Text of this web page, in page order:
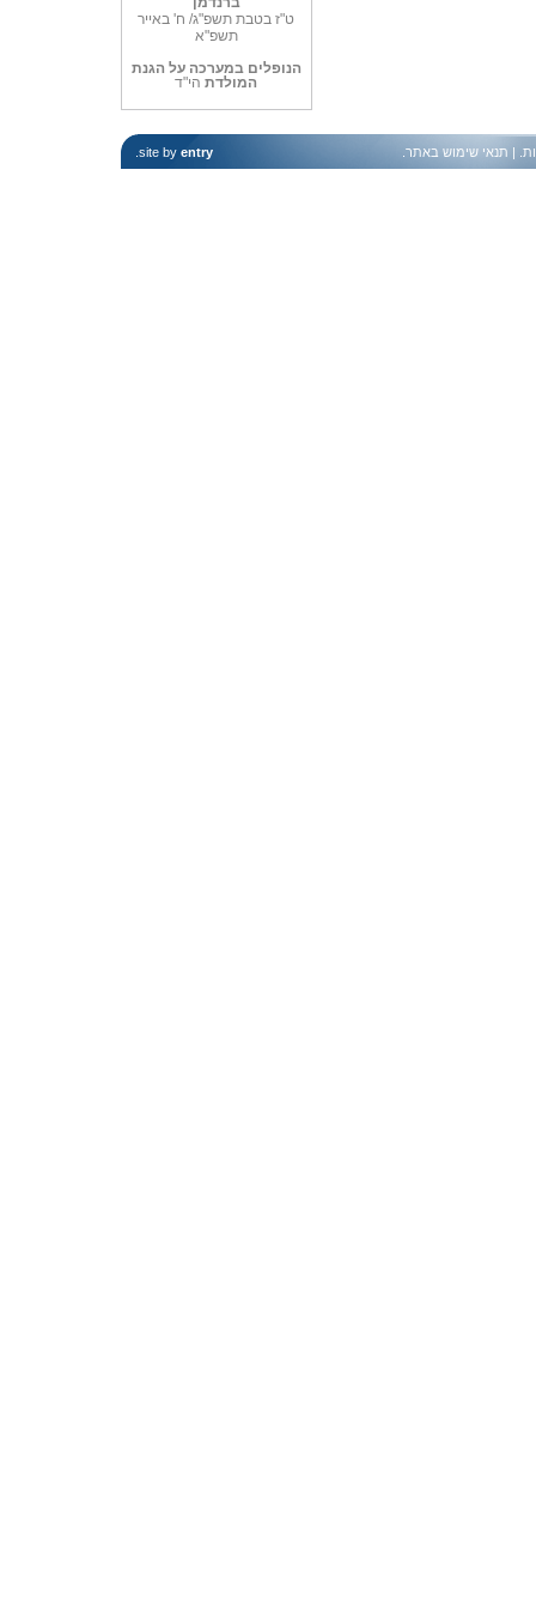
ט"ז בטבת תשפ"ג/ ח' באייר
תשפ"א
הנופלים במערכה על הגנת
המולדת הי"ד
site by entry . | תנאי שימוש באתר